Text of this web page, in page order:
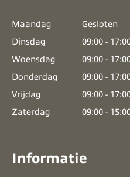
Maandag
Gesloten
Dinsdag
09:00 -
Woensdag
09:00 -
Donderdag
09:00 -
Vrijdag
09:00 -
Zaterdag
09:00 -
Informatie